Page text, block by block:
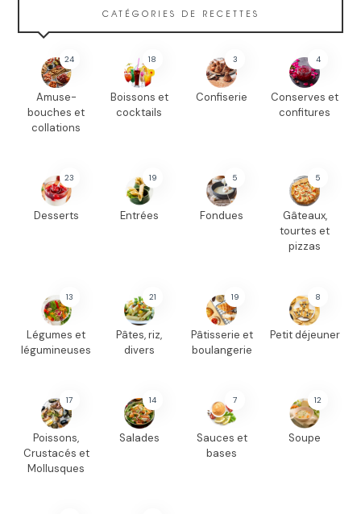
CATÉGORIES DE RECETTES
24
Amuse-
bouches et
collations
18
Boissons et
cocktails
3
Confiserie
4
Conserves et
confitures
23
Desserts
19
Entrées
5
Fondues
5
Gâteaux,
tourtes et
pizzas
13
Légumes et
légumineuses
21
Pâtes, riz,
divers
19
Pâtisserie et
boulangerie
8
Petit déjeuner
17
Poissons,
Crustacés et
Mollusques
14
Salades
7
Sauces et
bases
12
Soupe